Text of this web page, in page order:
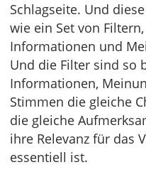
Schlagseite. Und
wie ein Set von
Informationen und
Und die Filter sind so
Informationen,
Stimmen die gleiche
die gleiche
ihre Relevanz für das
essentiell ist.